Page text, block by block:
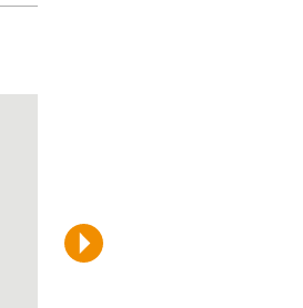
www.managerSeminare.de